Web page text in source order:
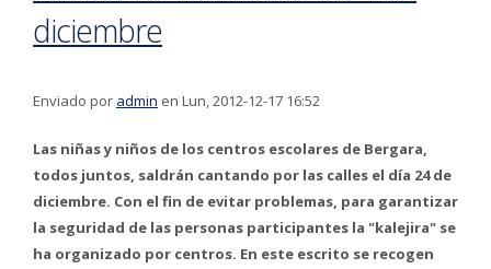
diciembre
Enviado por admin en Lun, 2012-12-17 16:52
Las niñas y niños de los centros escolares de Bergara,
todos juntos, saldrán cantando por las calles el día 24 de
diciembre. Con el fin de evitar problemas, para garantizar
la seguridad de las personas participantes la "kalejira" se
ha organizado por centros. En este escrito se recogen